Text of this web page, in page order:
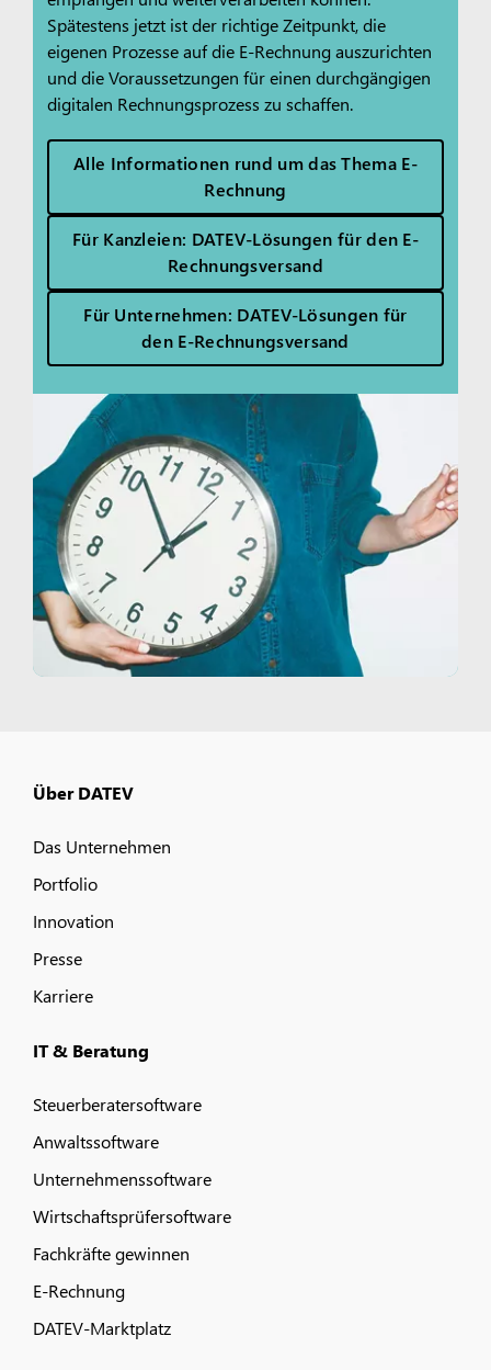
Spätestens jetzt ist der richtige Zeitpunkt, die
eigenen Prozesse auf die E-Rechnung auszurichten
und die Voraussetzungen für einen durchgängigen
digitalen Rechnungsprozess zu schaffen.
Alle Informationen rund um das Thema E-
Rechnung
Für Kanzleien: DATEV-Lösungen für den E-
Rechnungsversand
Für Unternehmen: DATEV-Lösungen für
den E-Rechnungsversand
Über DATEV
Das Unternehmen
Portfolio
Innovation
Presse
Karriere
IT & Beratung
Steuerberatersoftware
Anwaltssoftware
Unternehmenssoftware
Wirtschaftsprüfersoftware
Fachkräfte gewinnen
E-Rechnung
DATEV-Marktplatz